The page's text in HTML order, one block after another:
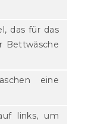
das für das
Bettwäsche
eine
links, um